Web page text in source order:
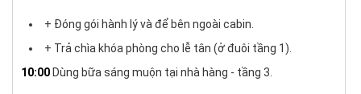
+ Đóng gói hành lý và để bên ngoài cabin.
+ Trả chìa khóa phòng cho lễ tân (ở đuôi tầng 1).
10:00 Dùng bữa sáng muộn tại nhà hàng - tầng 3.